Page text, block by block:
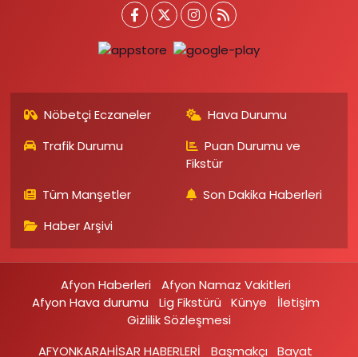
Nöbetçi Eczaneler
Hava Durumu
Trafik Durumu
Puan Durumu ve
Fikstür
Tüm Manşetler
Son Dakika Haberleri
Haber Arşivi
Afyon Haberleri
Afyon Namaz Vakitleri
Afyon Hava durumu
Lig Fikstürü Künye
İletişim
Gizlilik Sözleşmesi
AFYONKARAHİSAR HABERLERİ
Başmakçı Bayat